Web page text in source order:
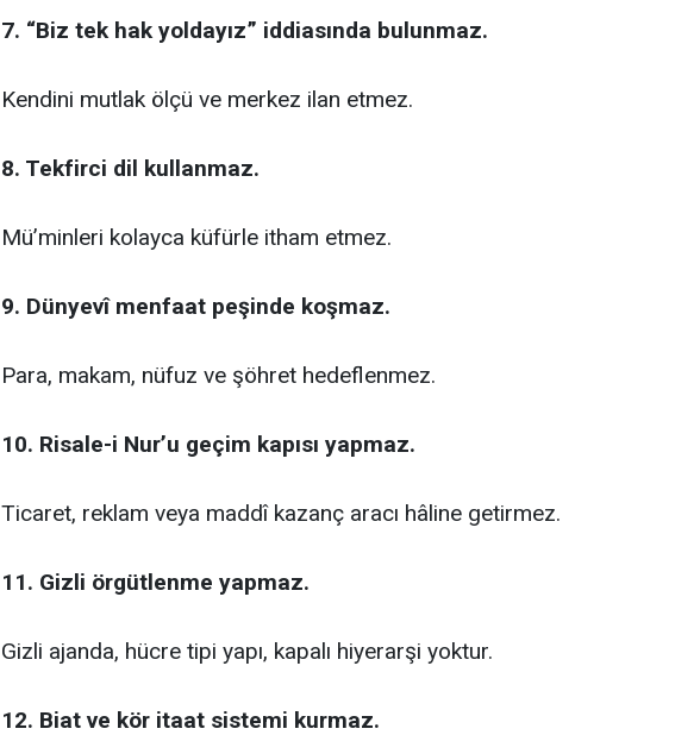
7. “Biz tek hak yoldayız” iddiasında bulunmaz.
Kendini mutlak ölçü ve merkez ilan etmez.
8. Tekfirci dil kullanmaz.
Mü’minleri kolayca küfürle itham etmez.
9. Dünyevî menfaat peşinde koşmaz.
Para, makam, nüfuz ve şöhret hedeflenmez.
10. Risale-i Nur’u geçim kapısı yapmaz.
Ticaret, reklam veya maddî kazanç aracı hâline getirmez.
11. Gizli örgütlenme yapmaz.
Gizli ajanda, hücre tipi yapı, kapalı hiyerarşi yoktur.
12. Biat ve kör itaat sistemi kurmaz.